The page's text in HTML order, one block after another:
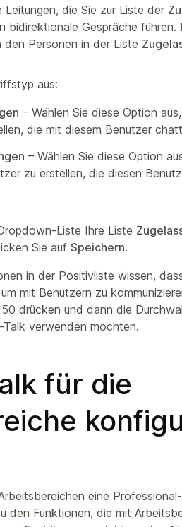
Leitungen, die Sie zur Liste der
bidirektionale Gespräche
Personen in der Liste
aus:
– Wählen Sie diese Option
die mit diesem Benutzer
– Wählen Sie diese Option
zu erstellen, die diesen
Liste Ihre Liste
Sie auf Speichern.
in der Positivliste wissen,
mit Benutzern zu
drücken und dann die
verwenden möchten.
für die
eine
den Funktionen, die mit